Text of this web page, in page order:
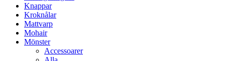
Knappar
Kroknålar
Mattvarp
Mohair
Mönster
Accessoarer